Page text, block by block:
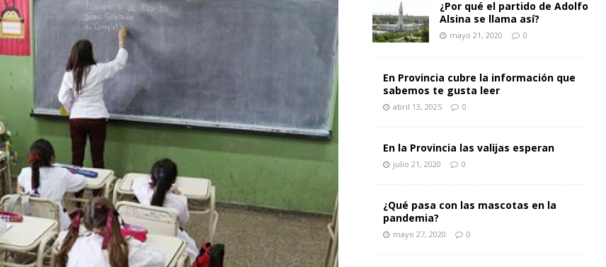
¿Por qué el partido de Adolfo
Alsina se llama así?
mayo 21, 2020 0
En Provincia cubre la información que
sabemos te gusta leer
abril 13, 2025 0
En la Provincia las valijas esperan
julio 21, 2020 0
¿Qué pasa con las mascotas en la
pandemia?
mayo 27, 2020 0